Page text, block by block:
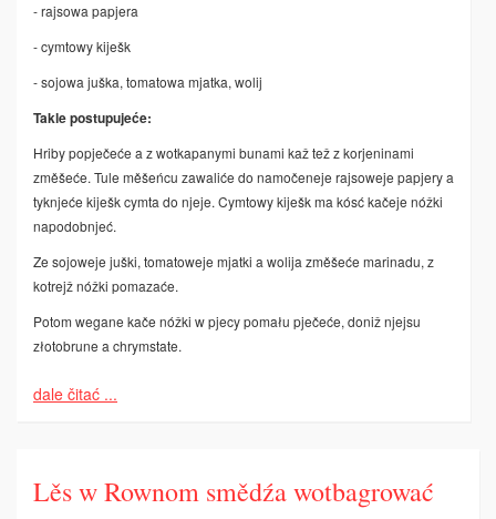
- rajsowa papjera
- cymtowy kiješk
- sojowa juška, tomatowa mjatka, wolij
Takle postupujeće:
Hriby popječeće a z wotkapanymi bunami­ kaž tež z korjeninami
změšeće. Tule měšeńcu zawaliće do namočeneje rajsoweje papjery a
tyknjeće kiješk cymta do njeje. Cymtowy kiješk ma kósć kačeje nóžki
napodobnjeć.
Ze sojoweje juški, tomatoweje mjatki a wolija změšeće marinadu, z
kotrejž nóžki pomazaće.
Potom wegane kače nóžki w pjecy pomału pječeće, doniž njejsu
złotobrune a chrymstate.
dale čitać ...
Lěs w Rownom smědźa wotbagrować